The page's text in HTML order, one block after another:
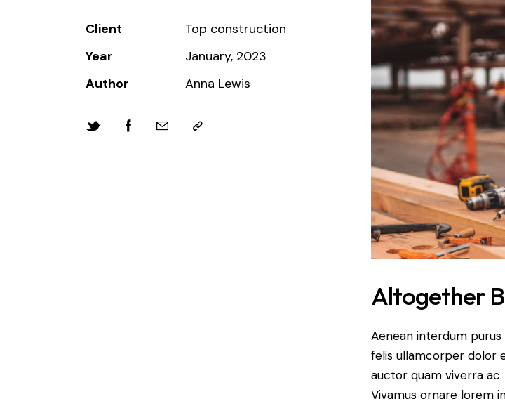
Client
Top construction
Year
January, 2023
Author
Anna Lewis
Twitter Facebook
Email
Copy
Altogether
Aenean interdum
felis ullamcorper dolor
auctor quam viverra
Vivamus ornare lorem